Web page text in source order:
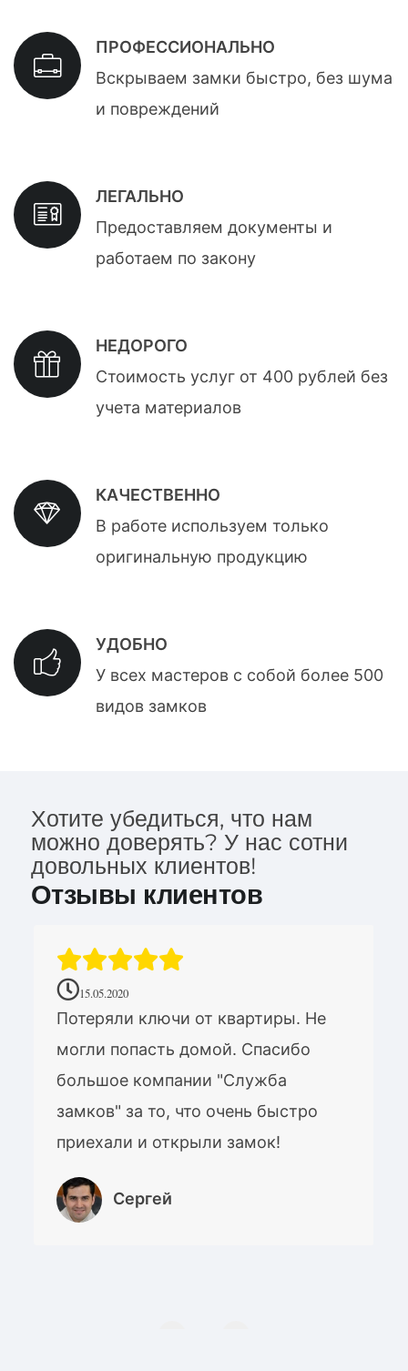
ПРОФЕССИОНАЛЬНО
Вскрываем замки быстро, без шума
и повреждений
ЛЕГАЛЬНО
Предоставляем документы и
работаем по закону
НЕДОРОГО
Стоимость услуг от 400 рублей без
учета материалов
КАЧЕСТВЕННО
В работе используем только
оригинальную продукцию
УДОБНО
У всех мастеров с собой более 500
видов замков
Хотите убедиться, что нам
можно доверять? У нас сотни
довольных клиентов!
Отзывы клиентов
15.05.2020
Потеряли ключи от квартиры. Не
могли попасть домой. Спасибо
большое компании "Служба
замков" за то, что очень быстро
приехали и открыли замок!
Сергей